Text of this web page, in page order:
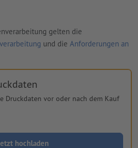
gelten die
und die Anforderungen an
Druckdaten vor oder nach dem Kauf
hochladen